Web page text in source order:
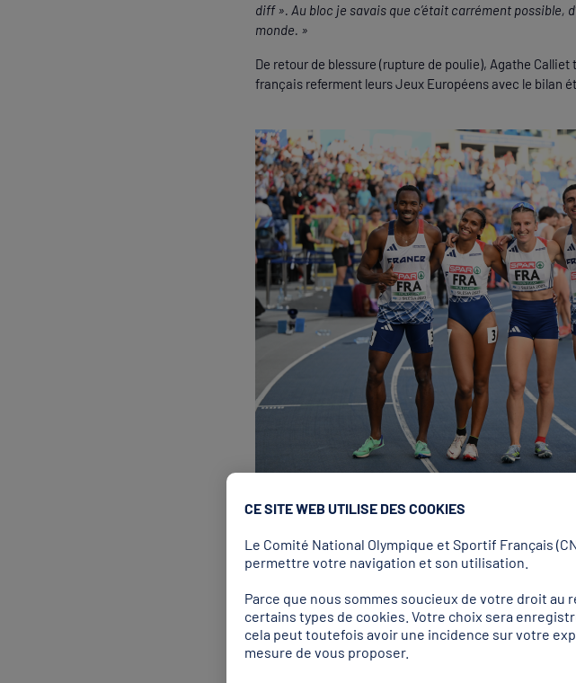
diff ». Au bloc je savais que c’était carrément possible,
monde. »
De retour de blessure (rupture de poulie), Agathe
français referment leurs Jeux Européens avec le bilan
Athlétisme : une contribution spectaculaire
L’athlétisme avait gardé le meilleur pour la fin et a
la victoire de Ryan Zézé sur 200 m, la deuxième place
devancée par Milica Gardasevic en D2) et la troisième
et Daniela Stanciu en D2).
CE SITE WEB UTILISE DES COOKIES
Le Comité National Olympique et Sportif Français
permettre votre navigation et son utilisation.
Parce que nous sommes soucieux de votre droit au
certains types de cookies. Votre choix sera
cela peut toutefois avoir une incidence sur votre
mesure de vous proposer.